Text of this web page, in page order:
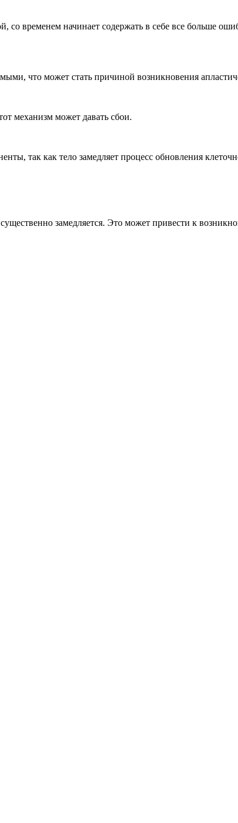
со временем начинает содержать в себе все больше
что может стать причиной возникновения
механизм может давать сбои.
так как тело замедляет процесс обновления
замедляется. Это может привести к